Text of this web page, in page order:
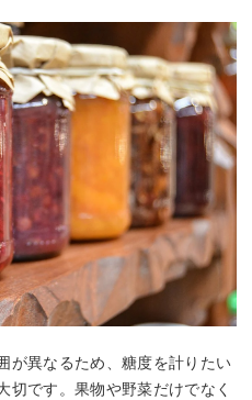
が異なるため、糖度を計りたい
切です。果物や野菜だけでなく